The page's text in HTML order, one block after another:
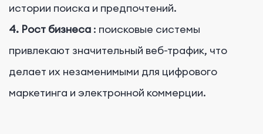
истории поиска и предпочтений.
4. Рост бизнеса : поисковые системы
привлекают значительный веб-трафик, что
делает их незаменимыми для цифрового
маркетинга и электронной коммерции.